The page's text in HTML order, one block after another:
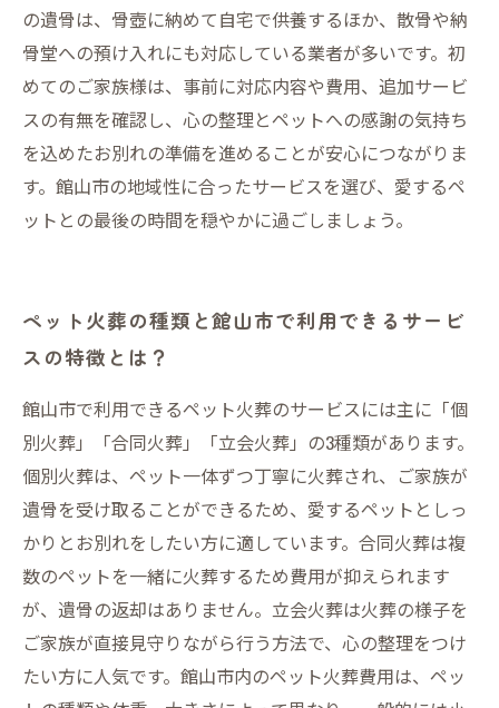
の遺骨は、骨壺に納めて自宅で供養するほか、散骨や納
骨堂への預け入れにも対応している業者が多いです。初
めてのご家族様は、事前に対応内容や費用、追加サービ
スの有無を確認し、心の整理とペットへの感謝の気持ち
を込めたお別れの準備を進めることが安心につながりま
す。館山市の地域性に合ったサービスを選び、愛するペ
ットとの最後の時間を穏やかに過ごしましょう。
ペット火葬の種類と館山市で利用できるサービ
スの特徴とは？
館山市で利用できるペット火葬のサービスには主に「個
別火葬」「合同火葬」「立会火葬」の3種類があります。
個別火葬は、ペット一体ずつ丁寧に火葬され、ご家族が
遺骨を受け取ることができるため、愛するペットとしっ
かりとお別れをしたい方に適しています。合同火葬は複
数のペットを一緒に火葬するため費用が抑えられます
が、遺骨の返却はありません。立会火葬は火葬の様子を
ご家族が直接見守りながら行う方法で、心の整理をつけ
たい方に人気です。館山市内のペット火葬費用は、ペッ